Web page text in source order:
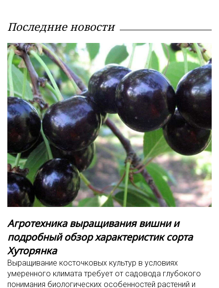
Последние новости
Агротехника выращивания вишни и
подробный обзор характеристик сорта
Хуторянка
Выращивание косточковых культур в условиях
умеренного климата требует от садовода глубокого
понимания биологических особенностей растений и